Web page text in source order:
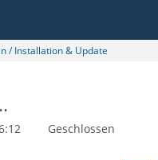
/ Installation & Update
Geschlossen